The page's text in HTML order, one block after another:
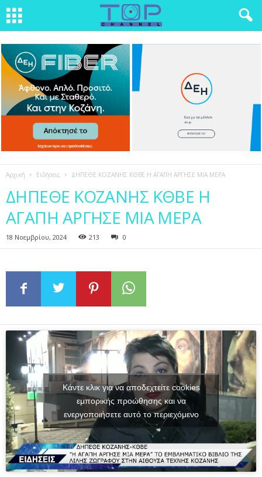
Αρχική Ειδήσεις ΔΗΠΕΘΕ ΚΟΖΑΝΗΣ ΚΘΒΕ Η ΑΓΑΠΗ ΑΡΓΗΣΕ ΜΙΑ ΜΕΡΑ
ΔΗΠΕΘΕ ΚΟΖΑΝΗΣ ΚΘΒΕ Η
ΑΓΑΠΗ ΑΡΓΗΣΕ ΜΙΑ ΜΕΡΑ
18 Νοεμβρίου, 2024 213 0
Κάντε κλικ για να αποδεχτείτε cookies
εμπορικής προώθησης και να
ενεργοποιήσετε αυτό το περιεχόμενο